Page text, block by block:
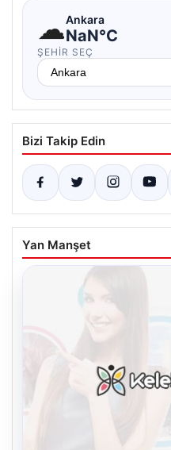
☁Ankara
NaN°C
ŞEHIR SEÇ
Bizi Takip Edin
Yan Manşet